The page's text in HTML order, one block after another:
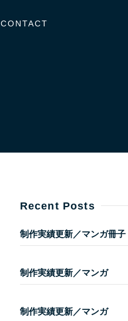
CONTACT
Recent Posts
制作実績更新／マンガ冊子
制作実績更新／マンガ
制作実績更新／マンガ